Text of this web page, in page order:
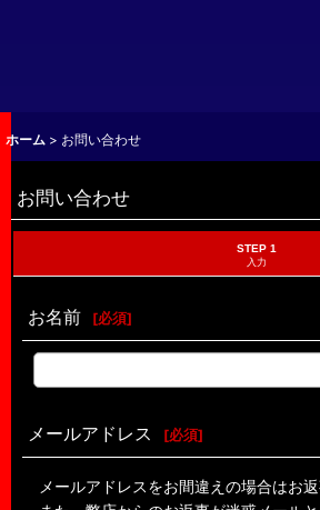
ホーム > お問い合わせ
お問い合わせ
STEP 1
入力
お名前 [必須]
メールアドレス [必須]
メールアドレスをお間違えの場合はお